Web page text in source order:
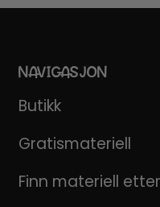
NAVIGASJON
Butikk
Gratismateriell
Finn materiell